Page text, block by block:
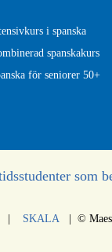
i spanska
spanskakurs
för seniorer 50+
som
SKALA| ©